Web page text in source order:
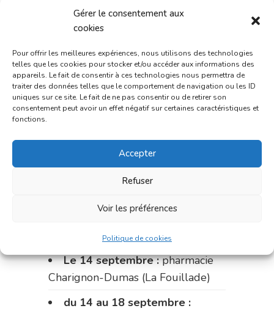
Gérer le consentement aux
cookies
Pour offrir les meilleures expériences, nous utilisons des technologies
telles que les cookies pour stocker et/ou accéder aux informations des
appareils. Le fait de consentir à ces technologies nous permettra de
traiter des données telles que le comportement de navigation ou les ID
uniques sur ce site. Le fait de ne pas consentir ou de retirer son
consentement peut avoir un effet négatif sur certaines caractéristiques et
fonctions.
Accepter
Refuser
Voir les préférences
Politique de cookies
Dupont (place de la République)
Bonnemaire (rue Saint-Jacques)
Du 31 août au 4 septembre :
pharmacie Charignon-Dumas (La
Fouillade)
du 4 au 11 septembre :
pharmacie Carnus (rue Marcellin-
du 11 au 14 septembre :
pharmacie Dupont (place de la
République)
Le 14 septembre :pharmacie
Charignon-Dumas (La Fouillade)
du 14 au 18 septembre :